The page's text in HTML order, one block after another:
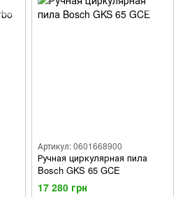
Артикул: 0601668900
Ручная циркулярная пила
Bosch GKS 65 GCE
17 280 грн